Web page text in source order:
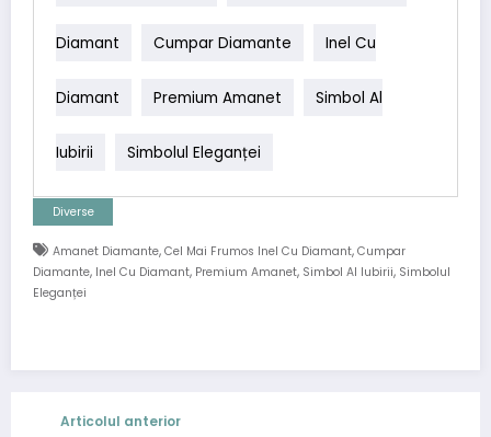
Diamant Cumpar Diamante Inel Cu
Diamant Premium Amanet Simbol Al
Iubirii Simbolul Eleganței
Diverse
Amanet Diamante, Cel Mai Frumos Inel Cu Diamant, Cumpar
Diamante, Inel Cu Diamant, Premium Amanet, Simbol Al Iubirii, Simbolul
Eleganței
Articolul anterior